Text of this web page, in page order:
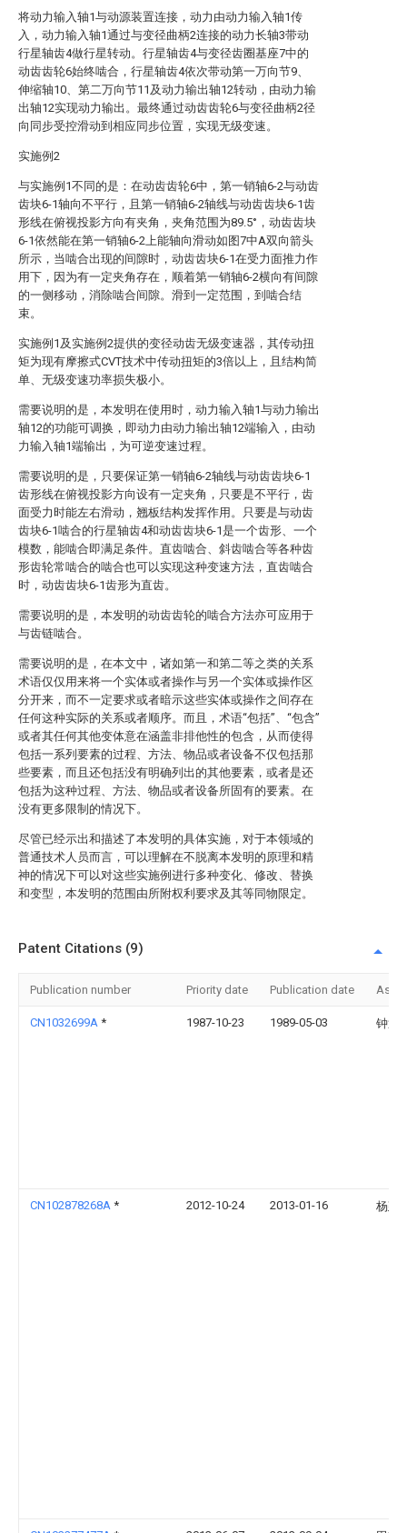
将动力输入轴1与动源装置连接，动力由动力输入轴1传
入，动力输入轴1通过与变径曲柄2连接的动力长轴3带动
行星轴齿4做行星转动。行星轴齿4与变径齿圈基座7中的
动齿齿轮6始终啮合，行星轴齿4依次带动第一万向节9、
伸缩轴10、第二万向节11及动力输出轴12转动，由动力输
出轴12实现动力输出。最终通过动齿齿轮6与变径曲柄2径
向同步受控滑动到相应同步位置，实现无级变速。
实施例2
与实施例1不同的是：在动齿齿轮6中，第一销轴6-2与动齿
齿块6-1轴向不平行，且第一销轴6-2轴线与动齿齿块6-1齿
形线在俯视投影方向有夹角，夹角范围为89.5°，动齿齿块
6-1依然能在第一销轴6-2上能轴向滑动如图7中A双向箭头
所示，当啮合出现的间隙时，动齿齿块6-1在受力面推力作
用下，因为有一定夹角存在，顺着第一销轴6-2横向有间隙
的一侧移动，消除啮合间隙。滑到一定范围，到啮合结
束。
实施例1及实施例2提供的变径动齿无级变速器，其传动扭
矩为现有摩擦式CVT技术中传动扭矩的3倍以上，且结构简
单、无级变速功率损失极小。
需要说明的是，本发明在使用时，动力输入轴1与动力输出
轴12的功能可调换，即动力由动力输出轴12端输入，由动
力输入轴1端输出，为可逆变速过程。
需要说明的是，只要保证第一销轴6-2轴线与动齿齿块6-1
齿形线在俯视投影方向设有一定夹角，只要是不平行，齿
面受力时能左右滑动，翘板结构发挥作用。只要是与动齿
齿块6-1啮合的行星轴齿4和动齿齿块6-1是一个齿形、一个
模数，能啮合即满足条件。直齿啮合、斜齿啮合等各种齿
形齿轮常啮合的啮合也可以实现这种变速方法，直齿啮合
时，动齿齿块6-1齿形为直齿。
需要说明的是，本发明的动齿齿轮的啮合方法亦可应用于
与齿链啮合。
需要说明的是，在本文中，诸如第一和第二等之类的关系
术语仅仅用来将一个实体或者操作与另一个实体或操作区
分开来，而不一定要求或者暗示这些实体或操作之间存在
任何这种实际的关系或者顺序。而且，术语“包括”、“包含”
或者其任何其他变体意在涵盖非排他性的包含，从而使得
包括一系列要素的过程、方法、物品或者设备不仅包括那
些要素，而且还包括没有明确列出的其他要素，或者是还
包括为这种过程、方法、物品或者设备所固有的要素。在
没有更多限制的情况下。
尽管已经示出和描述了本发明的具体实施，对于本领域的
普通技术人员而言，可以理解在不脱离本发明的原理和精
神的情况下可以对这些实施例进行多种变化、修改、替换
和变型，本发明的范围由所附权利要求及其等同物限定。
Patent Citations (9)
Publication number Priority date Publication date
CN1032699A * 1987-10-23 1989-05-03 钟迎
CN102878268A * 2012-10-24 2013-01-16 杨建